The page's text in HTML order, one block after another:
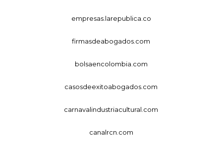
empresas.larepublica.co
firmasdeabogados.com
bolsaencolombia.com
casosdeexitoabogados.com
carnavalindustriacultural.com
canalrcn.com